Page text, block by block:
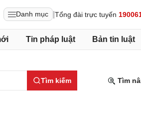
Danh mục Tổng đài trực tuyến
Tin pháp luật Bản tin luật
Tìm kiếm Tìm